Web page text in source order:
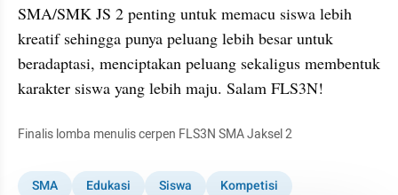
SMA/SMK JS 2 penting untuk memacu siswa lebih
kreatif sehingga punya peluang lebih besar untuk
beradaptasi, menciptakan peluang sekaligus membentuk
karakter siswa yang lebih maju. Salam FLS3N!
Finalis lomba menulis cerpen FLS3N SMA Jaksel 2
SMA Edukasi Siswa Kompetisi